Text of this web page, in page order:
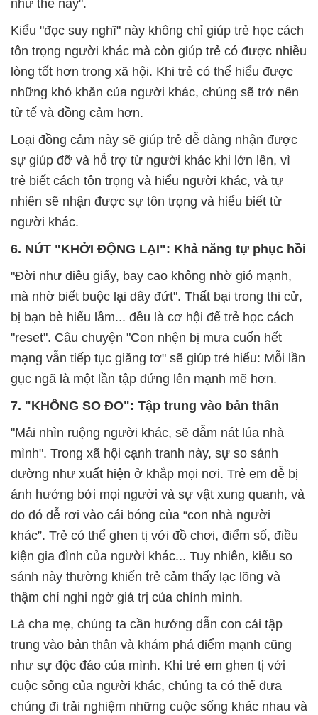
như thế này".
Kiểu "đọc suy nghĩ" này không chỉ giúp trẻ học cách
tôn trọng người khác mà còn giúp trẻ có được nhiều
lòng tốt hơn trong xã hội. Khi trẻ có thể hiểu được
những khó khăn của người khác, chúng sẽ trở nên
tử tế và đồng cảm hơn.
Loại đồng cảm này sẽ giúp trẻ dễ dàng nhận được
sự giúp đỡ và hỗ trợ từ người khác khi lớn lên, vì
trẻ biết cách tôn trọng và hiểu người khác, và tự
nhiên sẽ nhận được sự tôn trọng và hiểu biết từ
người khác.
6. NÚT "KHỞI ĐỘNG LẠI": Khả năng tự phục hồi
"Đời như diều giấy, bay cao không nhờ gió mạnh,
mà nhờ biết buộc lại dây đứt". Thất bại trong thi cử,
bị bạn bè hiểu lầm... đều là cơ hội để trẻ học cách
"reset". Câu chuyện "Con nhện bị mưa cuốn hết
mạng vẫn tiếp tục giăng tơ" sẽ giúp trẻ hiểu: Mỗi lần
gục ngã là một lần tập đứng lên mạnh mẽ hơn.
7. "KHÔNG SO ĐO": Tập trung vào bản thân
"Mải nhìn ruộng người khác, sẽ dẫm nát lúa nhà
mình". Trong xã hội cạnh tranh này, sự so sánh
dường như xuất hiện ở khắp mọi nơi. Trẻ em dễ bị
ảnh hưởng bởi mọi người và sự vật xung quanh, và
do đó dễ rơi vào cái bóng của “con nhà người
khác”. Trẻ có thể ghen tị với đồ chơi, điểm số, điều
kiện gia đình của người khác... Tuy nhiên, kiểu so
sánh này thường khiến trẻ cảm thấy lạc lõng và
thậm chí nghi ngờ giá trị của chính mình.
Là cha mẹ, chúng ta cần hướng dẫn con cái tập
trung vào bản thân và khám phá điểm mạnh cũng
như sự độc đáo của mình. Khi trẻ em ghen tị với
cuộc sống của người khác, chúng ta có thể đưa
chúng đi trải nghiệm những cuộc sống khác nhau và